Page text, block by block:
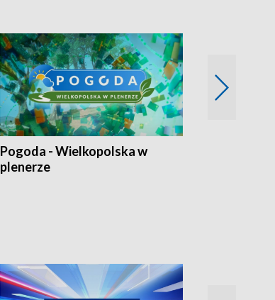
Pogoda - Wielkopolska w
plenerze